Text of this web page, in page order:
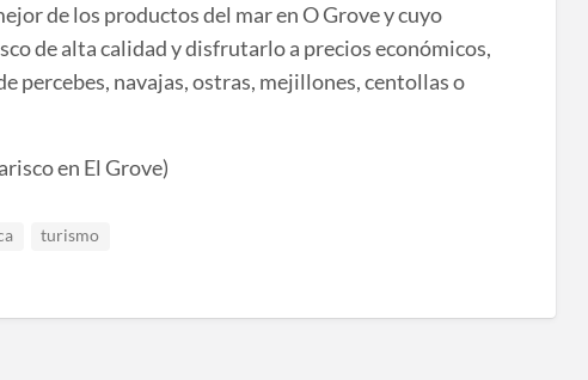
de los productos del mar en O Grove y cuyo
de alta calidad y disfrutarlo a precios económicos,
percebes, navajas, ostras, mejillones, centollas o
turismo